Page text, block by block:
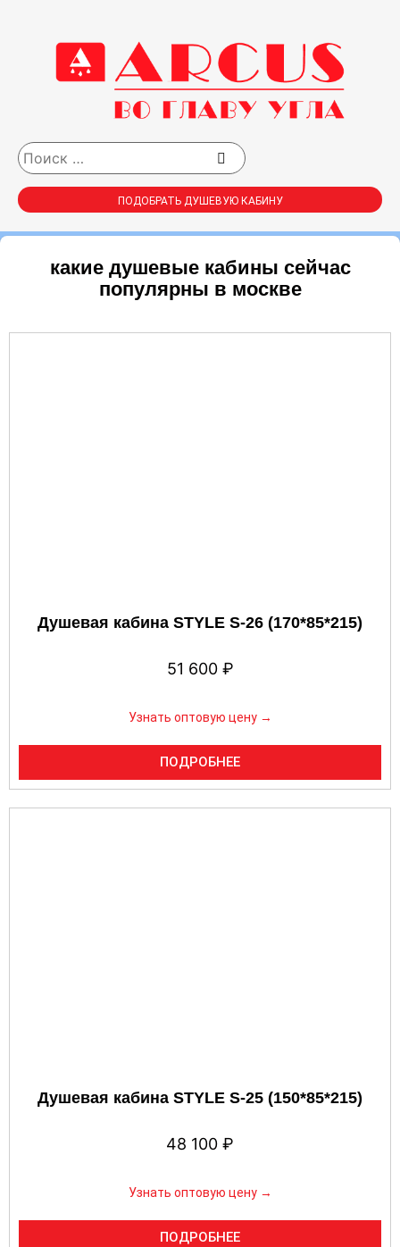
ПОДОБРАТЬ ДУШЕВУЮ КАБИНУ
какие душевые кабины сейчас
популярны в москве
Душевая кабина STYLE S-26 (170*85*215)
51 600 ₽
Узнать оптовую цену →
ПОДРОБНЕЕ
Душевая кабина STYLE S-25 (150*85*215)
48 100 ₽
Узнать оптовую цену →
ПОДРОБНЕЕ